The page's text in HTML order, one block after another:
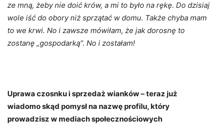
ze mną, żeby nie doić krów, a mi to było na rękę. Do dzisiaj
wole iść do obory niż sprzątać w domu. Także chyba mam
to we krwi. No i zawsze mówiłam, że jak dorosnę to
zostanę „gospodarką”. No i zostałam!
Uprawa czosnku i sprzedaż wianków – teraz już
wiadomo skąd pomysł na nazwę profilu, który
prowadzisz w mediach społecznościowych